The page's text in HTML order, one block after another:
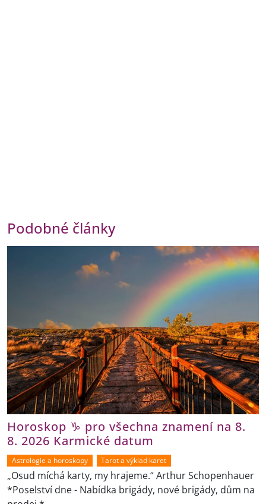
Podobné články
Horoskop ♑ pro všechna znamení na 8.
8. 2026 Karmické datum
Astrologie a horoskopy Tarot a výklad karet
„Osud míchá karty, my hrajeme.“ Arthur Schopenhauer
*Poselství dne - Nabídka brigády, nové brigády, dům na